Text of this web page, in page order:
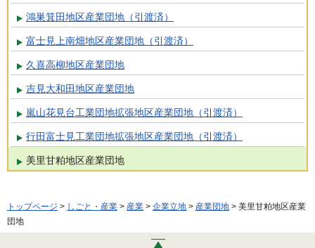
鴻巣箕田地区産業団地（引渡済）
富士見上南畑地区産業団地（引渡済）
久喜高柳地区産業団地
吉見大和田地区産業団地
嵐山花見台工業団地拡張地区産業団地（引渡済）
行田富士見工業団地拡張地区産業団地（引渡済）
美里甘粕地区産業団地
トップページ > しごと・産業 > 産業 > 企業立地 > 産業団地 > 美里甘粕地区産業
団地